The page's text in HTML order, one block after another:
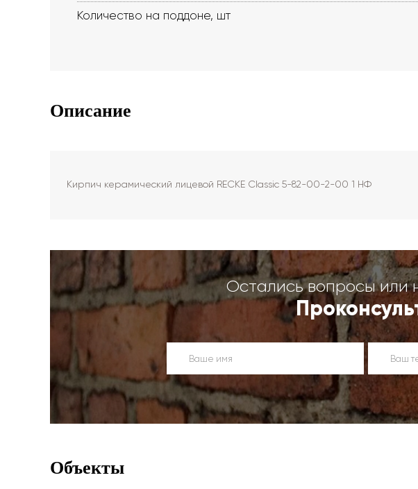
Количество на поддоне, шт
Описание
Кирпич керамический лицевой RECKE Сlassic 5-82-00-2-00 1 НФ
Остались вопросы или
Объекты